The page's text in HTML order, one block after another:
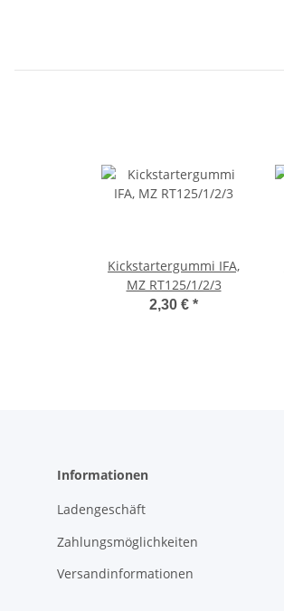
Kickstartergummi IFA,
MZ RT125/1/2/3
2,30 € *
Informationen
Ladengeschäft
Zahlungsmöglichkeiten
Versandinformationen